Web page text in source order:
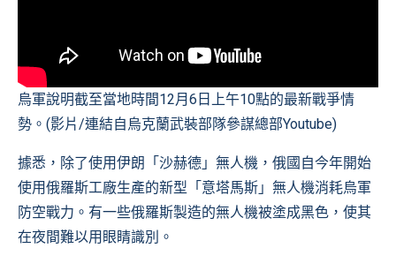
烏軍說明截至當地時間12月6日上午10點的最新戰爭情
勢。(影片/連結自 烏克蘭武裝部隊參謀總部Youtube)
據悉，除了使用伊朗「沙赫德」無人機，俄國自今年開始
使用俄羅斯工廠生產的新型「意塔馬斯」無人機消耗烏軍
防空戰力。有一些俄羅斯製造的無人機被塗成黑色，使其
在夜間難以用眼睛識別。